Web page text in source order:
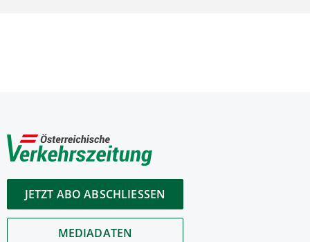
JETZT ABO ABSCHLIESSEN
MEDIADATEN